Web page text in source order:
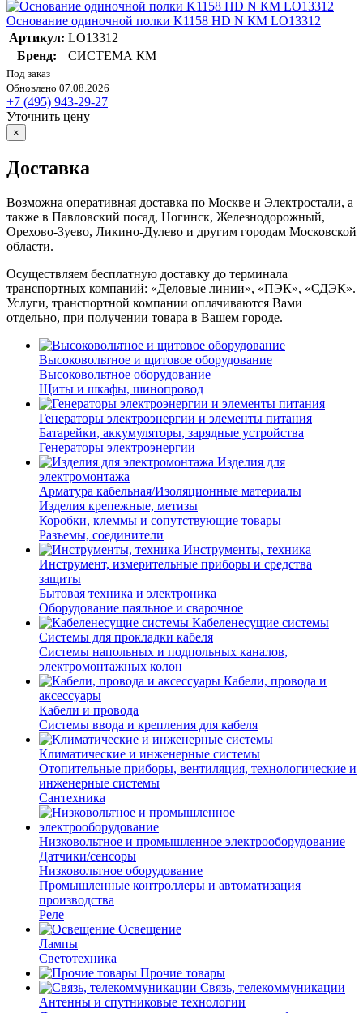
Основание одиночной полки K1158 HD N КМ LO13312
Артикул: LO13312
Бренд:
СИСТЕМА КМ
Под заказ
Обновлено 07.08.2026
+7 (495) 943-29-27
Уточнить цену
×
Доставка
Возможна оперативная доставка по Москве и Электростали, а
также в Павловский посад, Ногинск, Железнодорожный,
Орехово-Зуево, Ликино-Дулево и другим городам Московской
области.
Осуществляем бесплатную доставку до терминала
транспортных компаний: «Деловые линии», «ПЭК», «СДЭК».
Услуги, транспортной компании оплачиваются Вами
отдельно, при получении товара в Вашем городе.
Высоковольтное и щитовое оборудование
Высоковольтное оборудование
Щиты и шкафы, шинопровод
Генераторы электроэнергии и элементы питания
Батарейки, аккумуляторы, зарядные устройства
Генераторы электроэнергии
Изделия для
электромонтажа
Арматура кабельная/Изоляционные материалы
Изделия крепежные, метизы
Коробки, клеммы и сопутствующие товары
Разъемы, соединители
Инструменты, техника
Инструмент, измерительные приборы и средства
защиты
Бытовая техника и электроника
Оборудование паяльное и сварочное
Кабеленесущие системы
Системы для прокладки кабеля
Системы напольных и подпольных каналов,
электромонтажных колон
Кабели, провода и
аксессуары
Кабели и провода
Системы ввода и крепления для кабеля
Климатические и инженерные системы
Отопительные приборы, вентиляция, технологические и
инженерные системы
Сантехника
Низковольтное и промышленное электрооборудование
Датчики/сенсоры
Низковольтное оборудование
Промышленные контроллеры и автоматизация
производства
Реле
Освещение
Лампы
Светотехника
Прочие товары
Связь, телекоммуникации
Антенны и спутниковые технологии